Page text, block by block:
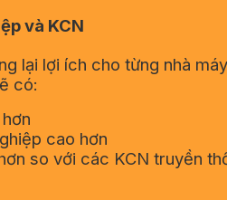
và KCN
lại lợi ích cho từng nhà
có:
cao hơn
so với các KCN truyền